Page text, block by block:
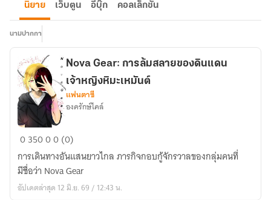
นิยาย เว็บตูน อีบุ๊ก คอลเล็กชัน
นามปากกา
Nova
Gear:
การ
ล้ม
สลาย
Nova Gear: การล้มสลายของดินแดน
เจ้าหญิงหิมะเหมันต์
แฟนตาซี
องครักษ์ไคล์
035000 (0)
การเดินทางอันแสนยาวไกล ภารกิจกอบกู้จักรวาลของกลุ่มคนที่
มีชื่อว่า Nova Gear
อัปเดตล่าสุด 12 มิ.ย. 69 / 12:43 น.